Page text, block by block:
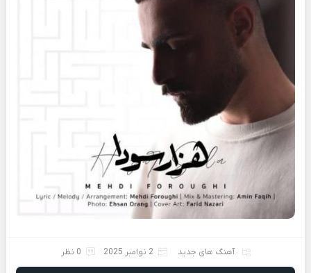
آهنگ های جدید 2 نوامبر 2025 0 نظر